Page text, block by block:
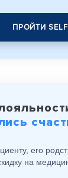
ПРОЙТИ
его
на